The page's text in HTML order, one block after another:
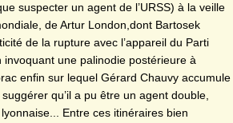
suspecter un agent de l’URSS) à la veille
de Artur London,dont Bartosek
de la rupture avec l’appareil du Parti
une palinodie postérieure à
enfin sur lequel Gérard Chauvy accumule
qu’il a pu être un agent double,
Entre ces itinéraires bien